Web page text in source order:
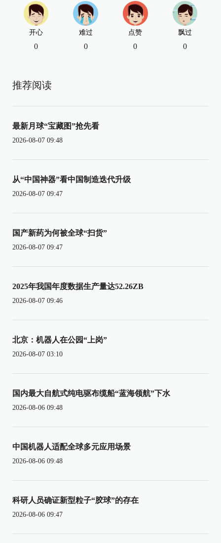
开心
0
难过
0
点赞
0
飘过
0
推荐阅读
最新月球“宝藏图”抢先看
2026-08-07 09:48
从“中国神器”看中国制造迭代升级
2026-08-07 09:47
国产新药为何被全球“扫货”
2026-08-07 09:47
2025年我国年度数据生产量达52.26ZB
2026-08-07 09:46
北京：机器人在公园“上岗”
2026-08-07 03:10
国内最大自航式纯电驱布缆船“蓝海领航”下水
2026-08-06 09:48
中国机器人适配全球多元应用场景
2026-08-06 09:48
科研人员确证新型粒子“胶球”的存在
2026-08-06 09:47